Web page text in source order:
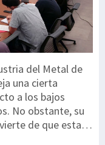
del Metal de
una cierta
a los bajos
No obstante, su
de que esta